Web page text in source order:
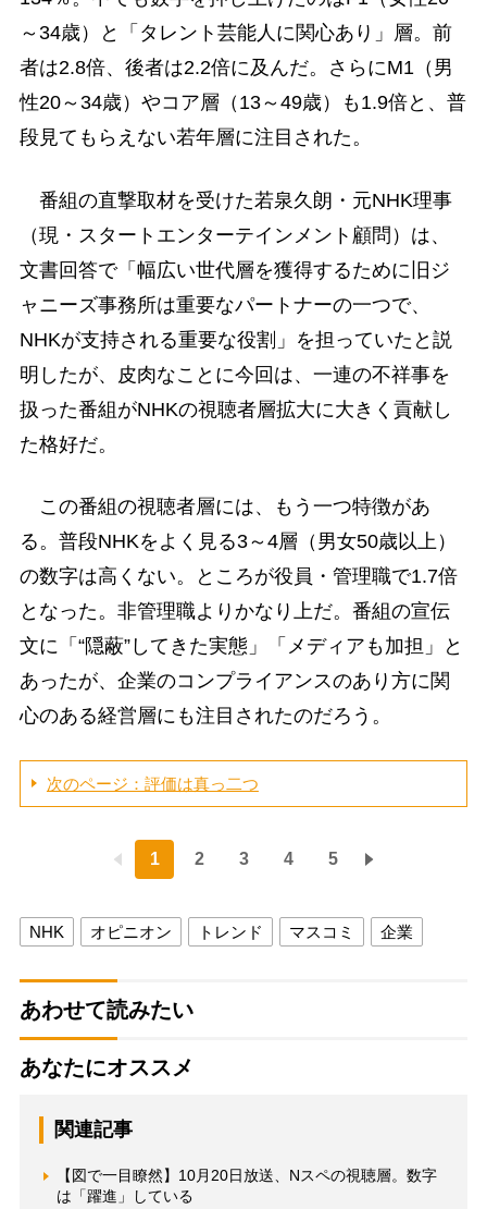
～34歳）と「タレント芸能人に関心あり」層。前
者は2.8倍、後者は2.2倍に及んだ。さらにM1（男
性20～34歳）やコア層（13～49歳）も1.9倍と、普
段見てもらえない若年層に注目された。
番組の直撃取材を受けた若泉久朗・元NHK理事
（現・スタートエンターテインメント顧問）は、
文書回答で「幅広い世代層を獲得するために旧ジ
ャニーズ事務所は重要なパートナーの一つで、
NHKが支持される重要な役割」を担っていたと説
明したが、皮肉なことに今回は、一連の不祥事を
扱った番組がNHKの視聴者層拡大に大きく貢献し
た格好だ。
この番組の視聴者層には、もう一つ特徴があ
る。普段NHKをよく見る3～4層（男女50歳以上）
の数字は高くない。ところが役員・管理職で1.7倍
となった。非管理職よりかなり上だ。番組の宣伝
文に「“隠蔽”してきた実態」「メディアも加担」と
あったが、企業のコンプライアンスのあり方に関
心のある経営層にも注目されたのだろう。
次のページ：評価は真っ二つ
1 2 3 4 5
NHK オピニオン トレンド マスコミ 企業
あわせて読みたい
あなたにオススメ
関連記事
【図で一目瞭然】10月20日放送、Nスペの視聴層。数字
は「躍進」している